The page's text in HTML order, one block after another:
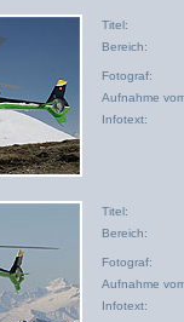
Titel:
Bereich:
Fotograf:
Aufnahme
Infotext:
Titel:
Bereich:
Fotograf:
Aufnahme
Infotext: